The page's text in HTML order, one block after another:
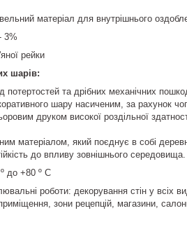
матеріал для внутрішнього
3%
рейки
шарів:
та дрібних механічних
шару насиченим, за рахунок
друком високої роздільної
матеріалом, який поєднує в собі
до впливу зовнішнього середовища.
º до +80 º С
роботи: декорування стін у
зони рецепцій, магазини,